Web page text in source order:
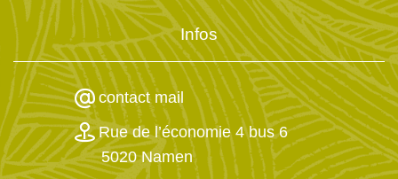
Infos
contact mail
Rue de l’économie 4 bus 6
5020 Namen